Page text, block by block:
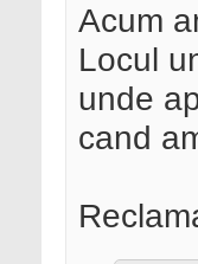
Acum
Locul
unde
cand